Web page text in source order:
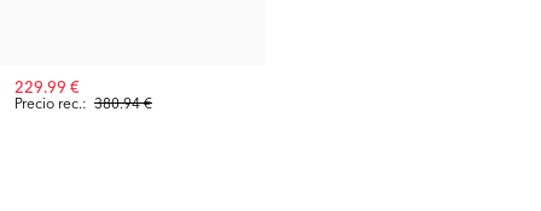
Precio rec.: 380.94 €
229.99 €